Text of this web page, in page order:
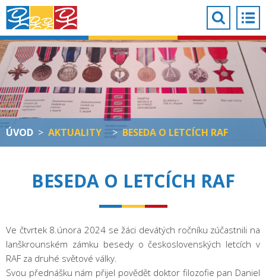
ÚVOD > AKTUALITY > BESEDA O LETCÍCH RAF
BESEDA O LETCÍCH RAF
Ve čtvrtek 8.února 2024 se žáci devátých ročníku zúčastnili na
lanškrounském zámku besedy o československých letcích v
RAF za druhé světové války.
Svou přednášku nám přijel povědět doktor filozofie pan Daniel